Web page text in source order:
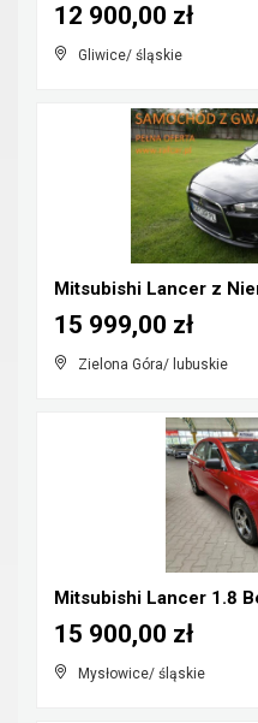
Gliwice/ śląskie
12 900,00 zł
Zielona Góra/ lubuskie
15 999,00 zł
Mitsubishi Lancer 1.8
Mysłowice/ śląskie
15 900,00 zł